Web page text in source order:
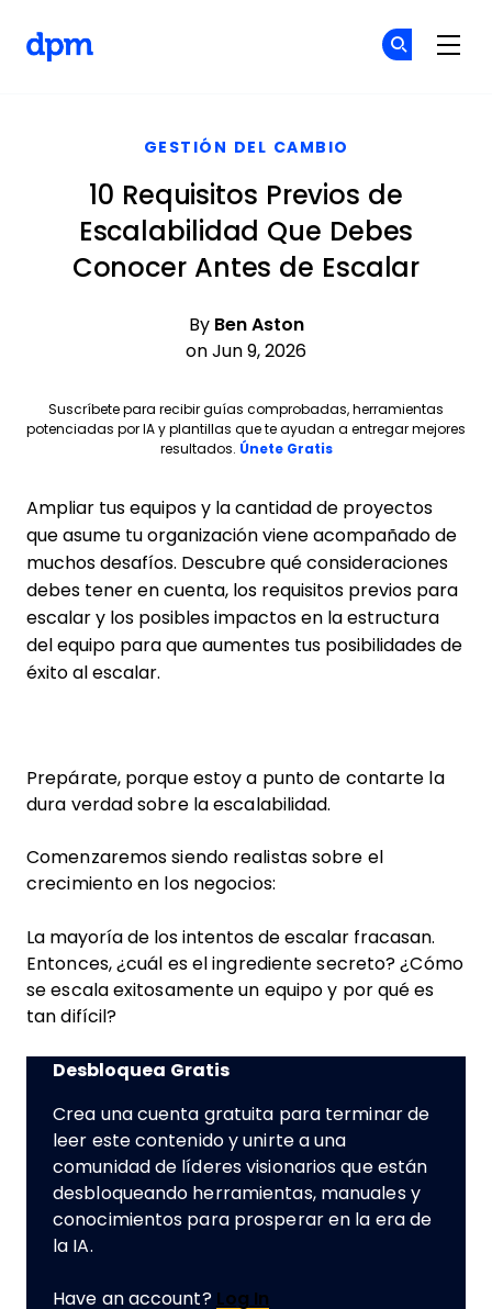
GESTIÓN DEL CAMBIO
10 Requisitos Previos de
Escalabilidad Que Debes
Conocer Antes de Escalar
By Ben Aston
on Jun 9, 2026
Suscríbete para recibir guías comprobadas, herramientas
potenciadas por IA y plantillas que te ayudan a entregar mejores
resultados. Únete GratisOpens new window
Ampliar tus equipos y la cantidad de proyectos
que asume tu organización viene acompañado de
muchos desafíos. Descubre qué consideraciones
debes tener en cuenta, los requisitos previos para
escalar y los posibles impactos en la estructura
del equipo para que aumentes tus posibilidades de
éxito al escalar.
Prepárate, porque estoy a punto de contarte la
dura verdad sobre la escalabilidad.
Comenzaremos siendo realistas sobre el
crecimiento en los negocios:
La mayoría de los intentos de escalar fracasan.
Entonces, ¿cuál es el ingrediente secreto? ¿Cómo
se escala exitosamente un equipo y por qué es
tan difícil?
Desbloquea Gratis
Crea una cuenta gratuita para terminar de
leer este contenido y unirte a una
comunidad de líderes visionarios que están
desbloqueando herramientas, manuales y
conocimientos para prosperar en la era de
la IA.
Have an account? Log In